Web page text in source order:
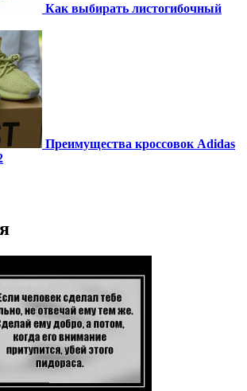
Как выбирать листогибочный
Преимущества кроссовок Adidas